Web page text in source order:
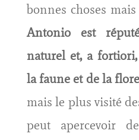
bonnes choses
Antonio est
naturel et, a
la faune et de la
mais le plus visité
peut apercevoir